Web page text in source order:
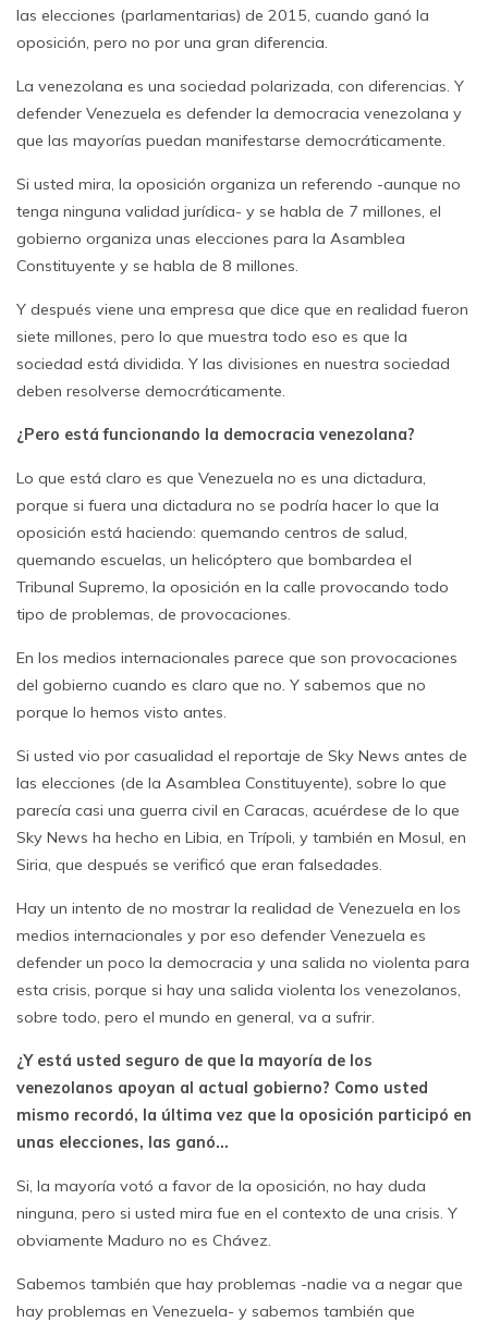
las elecciones (parlamentarias) de 2015, cuando ganó la
oposición, pero no por una gran diferencia.
La venezolana es una sociedad polarizada, con diferencias. Y
defender Venezuela es defender la democracia venezolana y
que las mayorías puedan manifestarse democráticamente.
Si usted mira, la oposición organiza un referendo -aunque no
tenga ninguna validad jurídica- y se habla de 7 millones, el
gobierno organiza unas elecciones para la Asamblea
Constituyente y se habla de 8 millones.
Y después viene una empresa que dice que en realidad fueron
siete millones, pero lo que muestra todo eso es que la
sociedad está dividida. Y las divisiones en nuestra sociedad
deben resolverse democráticamente.
¿Pero está funcionando la democracia venezolana?
Lo que está claro es que Venezuela no es una dictadura,
porque si fuera una dictadura no se podría hacer lo que la
oposición está haciendo: quemando centros de salud,
quemando escuelas, un helicóptero que bombardea el
Tribunal Supremo, la oposición en la calle provocando todo
tipo de problemas, de provocaciones.
En los medios internacionales parece que son provocaciones
del gobierno cuando es claro que no. Y sabemos que no
porque lo hemos visto antes.
Si usted vio por casualidad el reportaje de Sky News antes de
las elecciones (de la Asamblea Constituyente), sobre lo que
parecía casi una guerra civil en Caracas, acuérdese de lo que
Sky News ha hecho en Libia, en Trípoli, y también en Mosul, en
Siria, que después se verificó que eran falsedades.
Hay un intento de no mostrar la realidad de Venezuela en los
medios internacionales y por eso defender Venezuela es
defender un poco la democracia y una salida no violenta para
esta crisis, porque si hay una salida violenta los venezolanos,
sobre todo, pero el mundo en general, va a sufrir.
¿Y está usted seguro de que la mayoría de los
venezolanos apoyan al actual gobierno? Como usted
mismo recordó, la última vez que la oposición participó en
unas elecciones, las ganó…
Si, la mayoría votó a favor de la oposición, no hay duda
ninguna, pero si usted mira fue en el contexto de una crisis. Y
obviamente Maduro no es Chávez.
Sabemos también que hay problemas -nadie va a negar que
hay problemas en Venezuela- y sabemos también que